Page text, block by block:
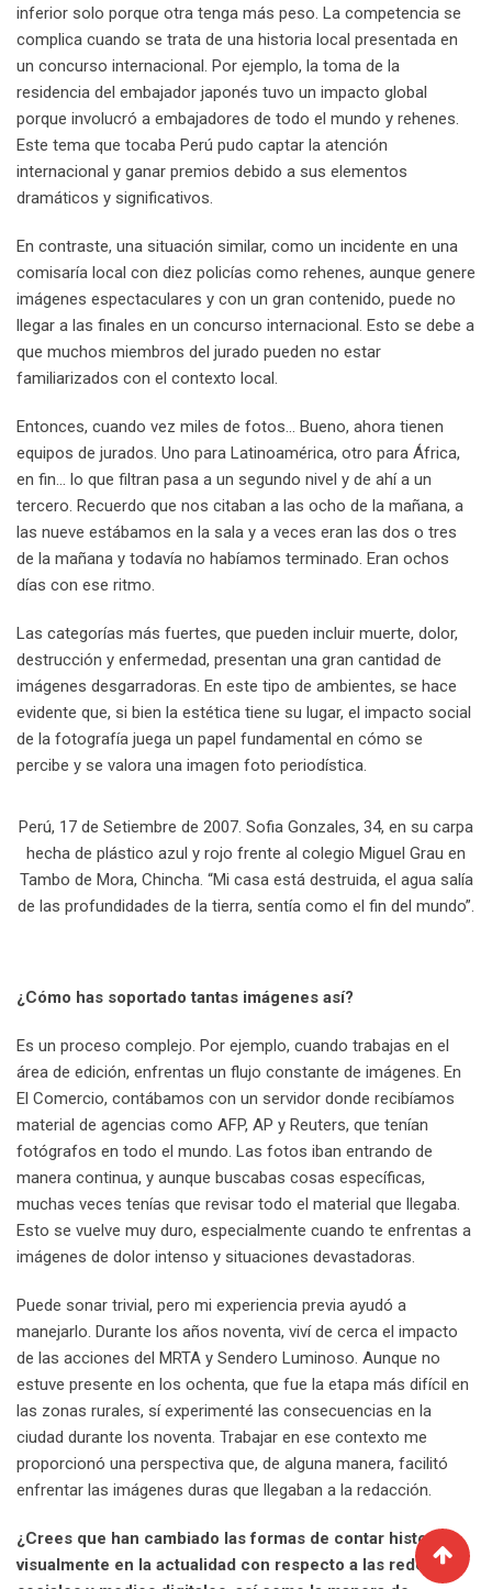
inferior solo porque otra tenga más peso. La competencia se
complica cuando se trata de una historia local presentada en
un concurso internacional. Por ejemplo, la toma de la
residencia del embajador japonés tuvo un impacto global
porque involucró a embajadores de todo el mundo y rehenes.
Este tema que tocaba Perú pudo captar la atención
internacional y ganar premios debido a sus elementos
dramáticos y significativos.
En contraste, una situación similar, como un incidente en una
comisaría local con diez policías como rehenes, aunque genere
imágenes espectaculares y con un gran contenido, puede no
llegar a las finales en un concurso internacional. Esto se debe a
que muchos miembros del jurado pueden no estar
familiarizados con el contexto local.
Entonces, cuando vez miles de fotos… Bueno, ahora tienen
equipos de jurados. Uno para Latinoamérica, otro para África,
en fin… lo que filtran pasa a un segundo nivel y de ahí a un
tercero. Recuerdo que nos citaban a las ocho de la mañana, a
las nueve estábamos en la sala y a veces eran las dos o tres
de la mañana y todavía no habíamos terminado. Eran ochos
días con ese ritmo.
Las categorías más fuertes, que pueden incluir muerte, dolor,
destrucción y enfermedad, presentan una gran cantidad de
imágenes desgarradoras. En este tipo de ambientes, se hace
evidente que, si bien la estética tiene su lugar, el impacto social
de la fotografía juega un papel fundamental en cómo se
percibe y se valora una imagen foto periodística.
Perú, 17 de Setiembre de 2007. Sofia Gonzales, 34, en su carpa
hecha de plástico azul y rojo frente al colegio Miguel Grau en
Tambo de Mora, Chincha. “Mi casa está destruida, el agua salía
de las profundidades de la tierra, sentía como el fin del mundo”.
¿Cómo has soportado tantas imágenes así?
Es un proceso complejo. Por ejemplo, cuando trabajas en el
área de edición, enfrentas un flujo constante de imágenes. En
El Comercio, contábamos con un servidor donde recibíamos
material de agencias como AFP, AP y Reuters, que tenían
fotógrafos en todo el mundo. Las fotos iban entrando de
manera continua, y aunque buscabas cosas específicas,
muchas veces tenías que revisar todo el material que llegaba.
Esto se vuelve muy duro, especialmente cuando te enfrentas a
imágenes de dolor intenso y situaciones devastadoras.
Puede sonar trivial, pero mi experiencia previa ayudó a
manejarlo. Durante los años noventa, viví de cerca el impacto
de las acciones del MRTA y Sendero Luminoso. Aunque no
estuve presente en los ochenta, que fue la etapa más difícil en
las zonas rurales, sí experimenté las consecuencias en la
ciudad durante los noventa. Trabajar en ese contexto me
proporcionó una perspectiva que, de alguna manera, facilitó
enfrentar las imágenes duras que llegaban a la redacción.
¿Crees que han cambiado las formas de contar historias
visualmente en la actualidad con respecto a las redes